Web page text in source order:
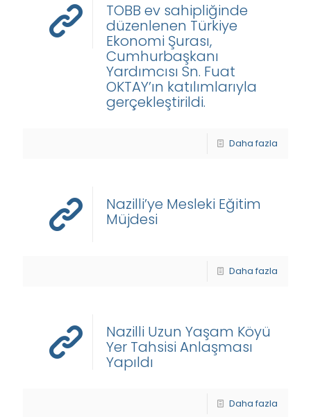
TOBB ev sahipliğinde
düzenlenen Türkiye
Ekonomi Şurası,
Cumhurbaşkanı
Yardımcısı Sn. Fuat
OKTAY’ın katılımlarıyla
gerçekleştirildi.
Daha fazla
Nazilli’ye Mesleki Eğitim
Müjdesi
Daha fazla
Nazilli Uzun Yaşam Köyü
Yer Tahsisi Anlaşması
Yapıldı
Daha fazla